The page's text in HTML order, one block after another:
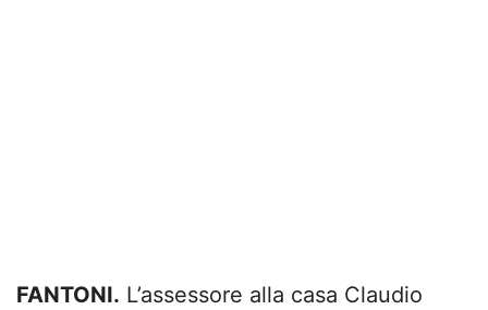
FANTONI. L’assessore alla casa Claudio